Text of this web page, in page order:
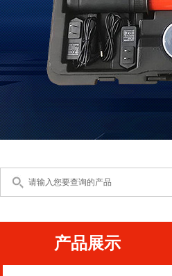
产品展示